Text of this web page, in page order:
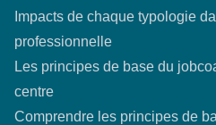
Impacts de chaque typologie
professionnelle
Les principes de base du
centre
Comprendre les principes de